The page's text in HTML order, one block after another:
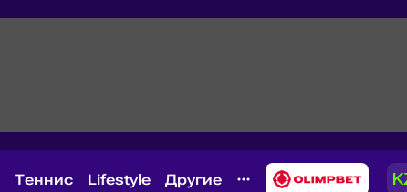
Теннис Lifestyle Другие